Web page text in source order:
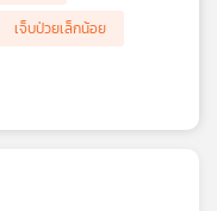
เจ็บป่วยเล็กน้อย